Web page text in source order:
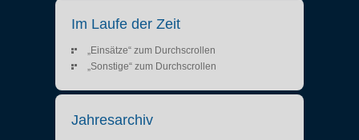
Im Laufe der Zeit
„Einsätze“ zum Durchscrollen
„Sonstige“ zum Durchscrollen
Jahresarchiv